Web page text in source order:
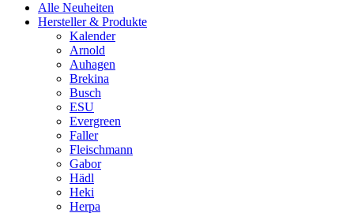
Alle Neuheiten
Hersteller & Produkte
Kalender
Arnold
Auhagen
Brekina
Busch
ESU
Evergreen
Faller
Fleischmann
Gabor
Hädl
Heki
Herpa